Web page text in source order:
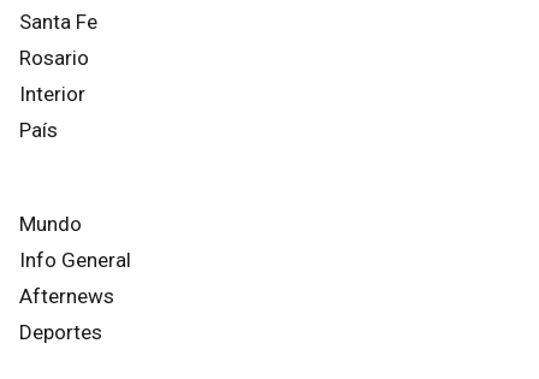
Santa Fe
Rosario
Interior
País
Mundo
Info General
Afternews
Deportes